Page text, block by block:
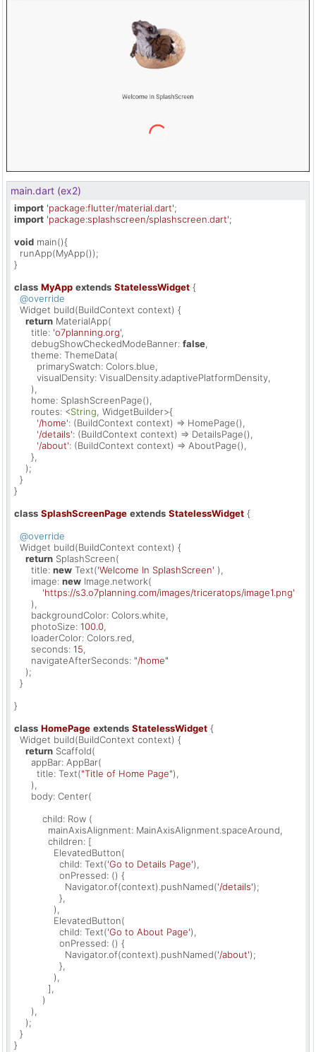
main.dart (ex2)
import 'package:flutter/material.dart'
import 'package:splashscreen/splashscreen.dart';
void main(){
  runApp(MyApp());
}
class MyApp extends StatelessWidget {
@override
  Widget build(BuildContext context) {
return MaterialApp(
      title:
'o7planning.org',
      debugShowCheckedModeBanner:
false,
      theme: ThemeData(
        primarySwatch: Colors.blue,
        visualDensity: VisualDensity.adaptivePlatformDensity,
      ),
      home: SplashScreenPage(),
      routes: <
String, WidgetBuilder>{
'/home': (BuildContext context) => HomePage(),
'/details': (BuildContext context) => DetailsPage(),
'/about': (BuildContext context) => AboutPage(),
      },
    );
  }
}
class SplashScreenPage extends StatelessWidget {
@override
  Widget build(BuildContext context) {
return SplashScreen(
      title:
new Text('Welcome In SplashScreen' ),
      image:
new Image.network(
'https://s3.o7planning.com/images/triceratops/image1.png'
      ),
      backgroundColor: Colors.white,
      photoSize:
100.0,
      loaderColor: Colors.red,
      seconds:
15,
      navigateAfterSeconds:
"/home"
    );
  }
}
class HomePage extends StatelessWidget {
  Widget build(BuildContext context) {
return Scaffold(
      appBar: AppBar(
        title: Text(
"Title of Home Page"),
      ),
      body: Center(
          child: Row (
            mainAxisAlignment: MainAxisAlignment.spaceAround,
            children: [
              ElevatedButton(
                child: Text(
'Go to Details Page'),
                onPressed: () {
                  Navigator.of(context).pushNamed(
'/details');
                },
              ),
              ElevatedButton(
                child: Text(
'Go to About Page'),
                onPressed: () {
                  Navigator.of(context).pushNamed(
'/about');
                },
              ),
            ],
          )
      ),
    );
  }
}